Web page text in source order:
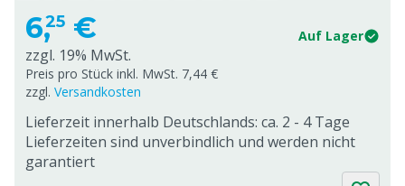
6,25 € Auf Lager
zzgl. 19% MwSt.
Preis pro Stück inkl. MwSt. 7,44 €
zzgl. Versandkosten
Lieferzeit innerhalb Deutschlands: ca. 2 - 4 Tage
Lieferzeiten sind unverbindlich und werden nicht
garantiert